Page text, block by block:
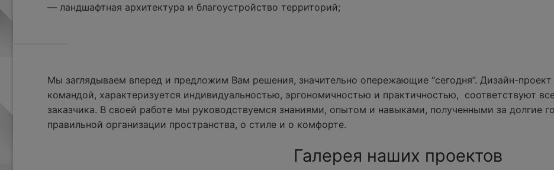
— ландшафтная архитектура и благоустройство территорий;
Мы заглядываем вперед и предложим Вам решения, значительно опережающие “сегодня”. Дизайн-
командой, характеризуется индивидуальностью, эргономичностью и практичностью, соответствуют
заказчика. В своей работе мы руководствуемся знаниями, опытом и навыками, полученными за долгие
правильной организации пространства, о стиле и о комфорте.
Галерея наших проектов